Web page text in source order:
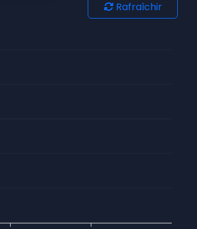
Rafraîchir